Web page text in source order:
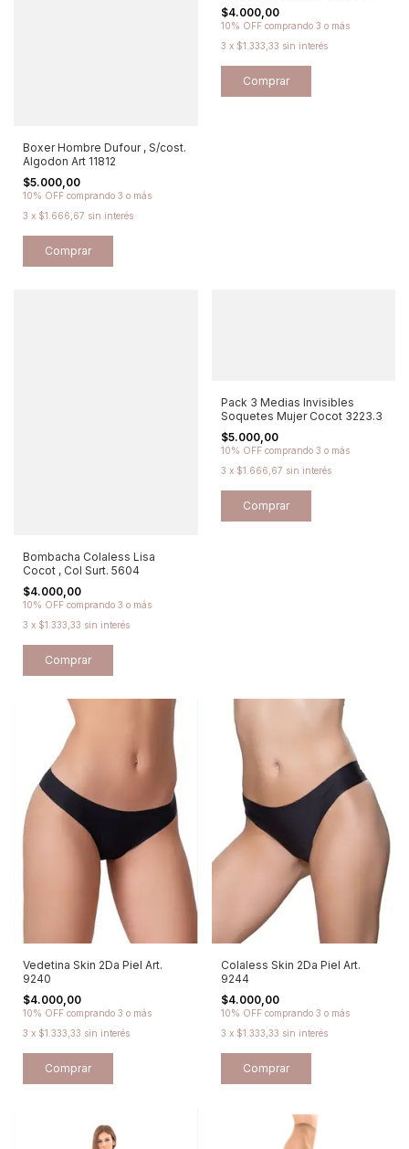
Boxer Hombre Dufour , S/cost.
Algodon Art 11812
$5.000,00
10% OFF comprando 3 o más
3 x $1.666,67 sin interés
Comprar
$4.000,00
10% OFF comprando 3 o más
3 x $1.333,33 sin interés
Comprar
Bombacha Colaless Lisa
Cocot , Col Surt. 5604
$4.000,00
10% OFF comprando 3 o más
3 x $1.333,33 sin interés
Comprar
Pack 3 Medias Invisibles
Soquetes Mujer Cocot 3223.3
$5.000,00
10% OFF comprando 3 o más
3 x $1.666,67 sin interés
Comprar
Vedetina Skin 2Da Piel Art.
9240
$4.000,00
10% OFF comprando 3 o más
3 x $1.333,33 sin interés
Comprar
Colaless Skin 2Da Piel Art.
9244
$4.000,00
10% OFF comprando 3 o más
3 x $1.333,33 sin interés
Comprar